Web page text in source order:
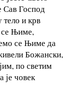
Сав Господ
тело и крв
се Њиме,
се Њиме да
Божански,
по светим
је човек